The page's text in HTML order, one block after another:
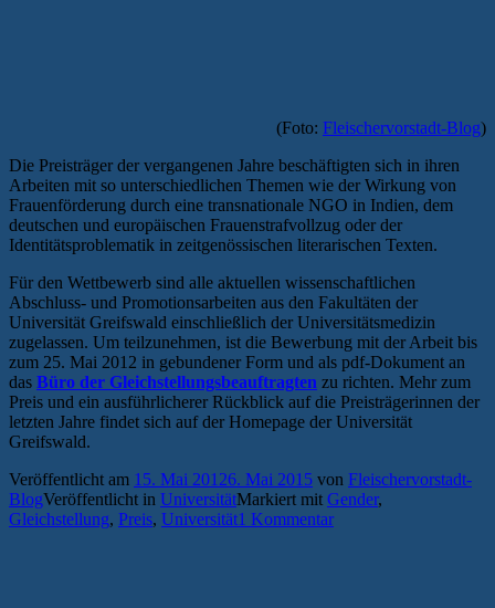
(Foto: Fleischervorstadt-Blog)
Die Preisträger der vergangenen Jahre beschäftigten sich in ihren
Arbeiten mit so unterschiedlichen Themen wie der Wirkung von
Frauenförderung durch eine transnationale NGO in Indien, dem
deutschen und europäischen Frauenstrafvollzug oder der
Identitätsproblematik in zeitgenössischen literarischen Texten.
Für den Wettbewerb sind alle aktuellen wissenschaftlichen
Abschluss- und Promotionsarbeiten aus den Fakultäten der
Universität Greifswald einschließlich der Universitätsmedizin
zugelassen. Um teilzunehmen, ist die Bewerbung mit der Arbeit bis
zum 25. Mai 2012 in gebundener Form und als pdf-Dokument an
das Büro der Gleichstellungsbeauftragten zu richten. Mehr zum
Preis und ein ausführlicherer Rückblick auf die Preisträgerinnen der
letzten Jahre findet sich auf der Homepage der Universität
Greifswald.
Veröffentlicht am 15. Mai 20126. Mai 2015 von Fleischervorstadt-
BlogVeröffentlicht in UniversitätMarkiert mit Gender,
Gleichstellung, Preis, Universität1 Kommentar